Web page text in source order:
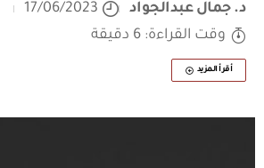
د. جمال عبدالجواد
17/06/2023
وقت القراءة: 6 دقيقة
أقرأ المزيد